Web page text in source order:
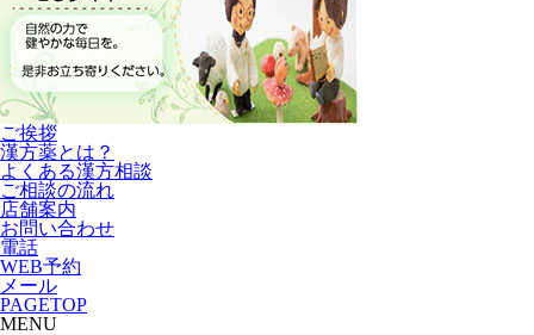
ご挨拶
漢方薬とは？
よくある漢方相談
ご相談の流れ
店舗案内
お問い合わせ
電話
WEB予約
メール
PAGETOP
MENU